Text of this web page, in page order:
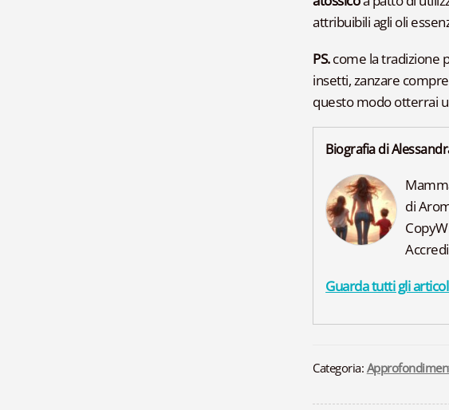
attribuibili agli oli
PS.come la tradizione
insetti, zanzare
questo modo otterrai
Biografia di
di
Guarda tutti gli
Categoria: